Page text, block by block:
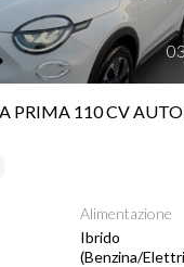
PRIMA 110 CV
Alimentazione
Ibrido
(Benzina/